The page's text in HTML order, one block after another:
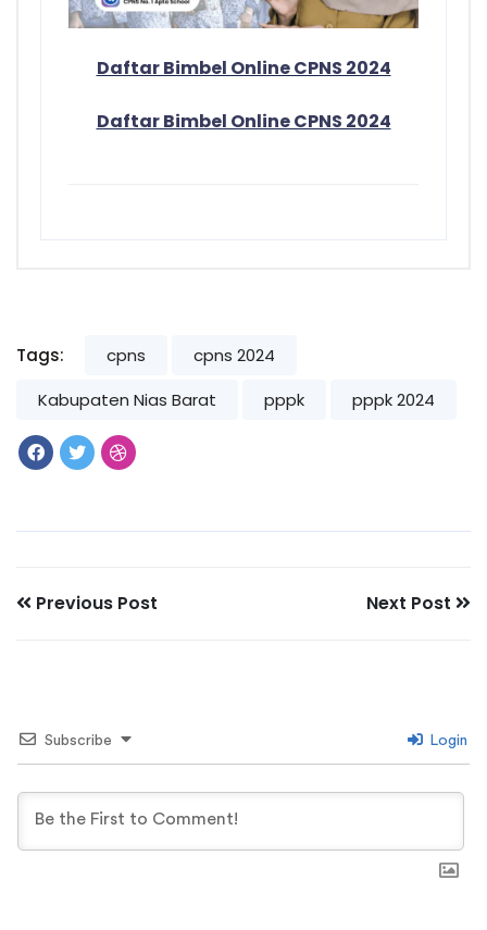
Daftar Bimbel Online CPNS 2024
Daftar Bimbel Online CPNS 2024
Tags: cpns
cpns 2024
Kabupaten Nias Barat
pppk pppk 2024
Previous Post Next Post
Subscribe Login